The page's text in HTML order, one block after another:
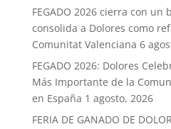
FEGADO 2026 cierra con un
consolida a Dolores como
Comunitat Valenciana 6
FEGADO 2026: Dolores
Más Importante de la
en España 1 agosto, 2026
FERIA DE GANADO DE